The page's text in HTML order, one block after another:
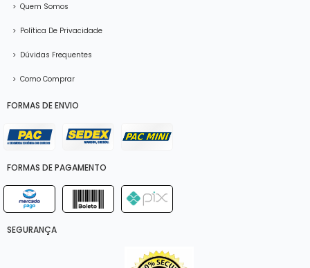
> Quem Somos
> Política De Privacidade
> Dúvidas Frequentes
> Como Comprar
FORMAS DE ENVIO
FORMAS DE PAGAMENTO
SEGURANÇA